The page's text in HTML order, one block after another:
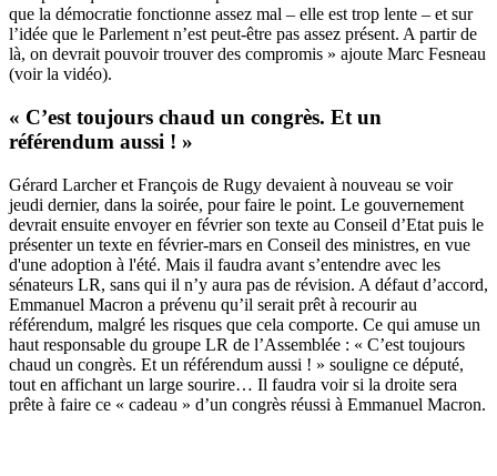
que la démocratie fonctionne assez mal – elle est trop lente – et sur
l’idée que le Parlement n’est peut-être pas assez présent. A partir de
là, on devrait pouvoir trouver des compromis » ajoute Marc Fesneau
(voir la vidéo).
« C’est toujours chaud un congrès. Et un
référendum aussi ! »
Gérard Larcher et François de Rugy devaient à nouveau se voir
jeudi dernier, dans la soirée, pour faire le point. Le gouvernement
devrait ensuite envoyer en février son texte au Conseil d’Etat puis le
présenter un texte en février-mars en Conseil des ministres, en vue
d'une adoption à l'été. Mais il faudra avant s’entendre avec les
sénateurs LR, sans qui il n’y aura pas de révision. A défaut d’accord,
Emmanuel Macron a prévenu qu’il serait prêt à recourir au
référendum, malgré les risques que cela comporte. Ce qui amuse un
haut responsable du groupe LR de l’Assemblée : « C’est toujours
chaud un congrès. Et un référendum aussi ! » souligne ce député,
tout en affichant un large sourire… Il faudra voir si la droite sera
prête à faire ce « cadeau » d’un congrès réussi à Emmanuel Macron.